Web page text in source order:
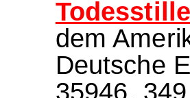
dem
Deutsche
35946,